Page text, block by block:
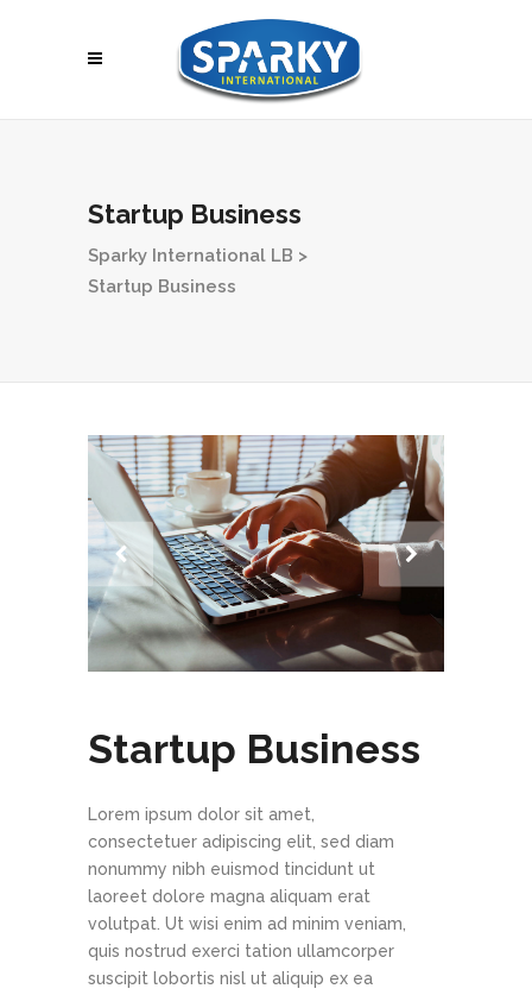
Startup Business
Sparky International LB >
Startup Business
Startup Business
Lorem ipsum dolor sit amet,
consectetuer adipiscing elit, sed diam
nonummy nibh euismod tincidunt ut
laoreet dolore magna aliquam erat
volutpat. Ut wisi enim ad minim veniam,
quis nostrud exerci tation ullamcorper
suscipit lobortis nisl ut aliquip ex ea